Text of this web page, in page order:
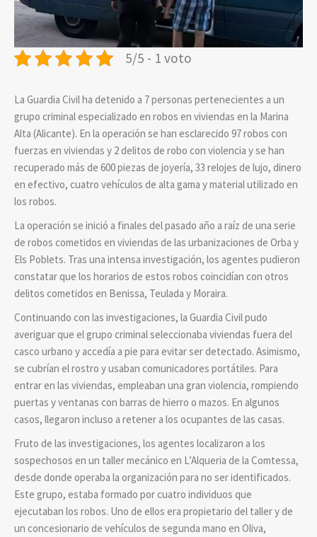
5/5 - 1 voto
La Guardia Civil ha detenido a 7 personas pertenecientes a un
grupo criminal especializado en robos en viviendas en la Marina
Alta (Alicante). En la operación se han esclarecido 97 robos con
fuerzas en viviendas y 2 delitos de robo con violencia y se han
recuperado más de 600 piezas de joyería, 33 relojes de lujo, dinero
en efectivo, cuatro vehículos de alta gama y material utilizado en
los robos.
La operación se inició a finales del pasado año a raíz de una serie
de robos cometidos en viviendas de las urbanizaciones de Orba y
Els Poblets. Tras una intensa investigación, los agentes pudieron
constatar que los horarios de estos robos coincidían con otros
delitos cometidos en Benissa, Teulada y Moraira.
Continuando con las investigaciones, la Guardia Civil pudo
averiguar que el grupo criminal seleccionaba viviendas fuera del
casco urbano y accedía a pie para evitar ser detectado. Asimismo,
se cubrían el rostro y usaban comunicadores portátiles. Para
entrar en las viviendas, empleaban una gran violencia, rompiendo
puertas y ventanas con barras de hierro o mazos. En algunos
casos, llegaron incluso a retener a los ocupantes de las casas.
Fruto de las investigaciones, los agentes localizaron a los
sospechosos en un taller mecánico en L’Alqueria de la Comtessa,
desde donde operaba la organización para no ser identificados.
Este grupo, estaba formado por cuatro individuos que
ejecutaban los robos. Uno de ellos era propietario del taller y de
un concesionario de vehículos de segunda mano en Oliva,